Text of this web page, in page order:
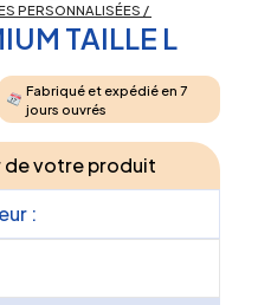
PERSONNALISÉES /
TAILLE L
Fabriqué et expédié en 7
jours ouvrés
de votre produit
: